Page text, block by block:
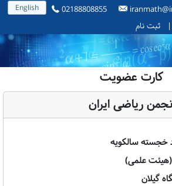
English 02188808855
| ثبت نام
کارت عضویت
ریاضی ایران
خجسته سالکویه
علمی)
گیلان